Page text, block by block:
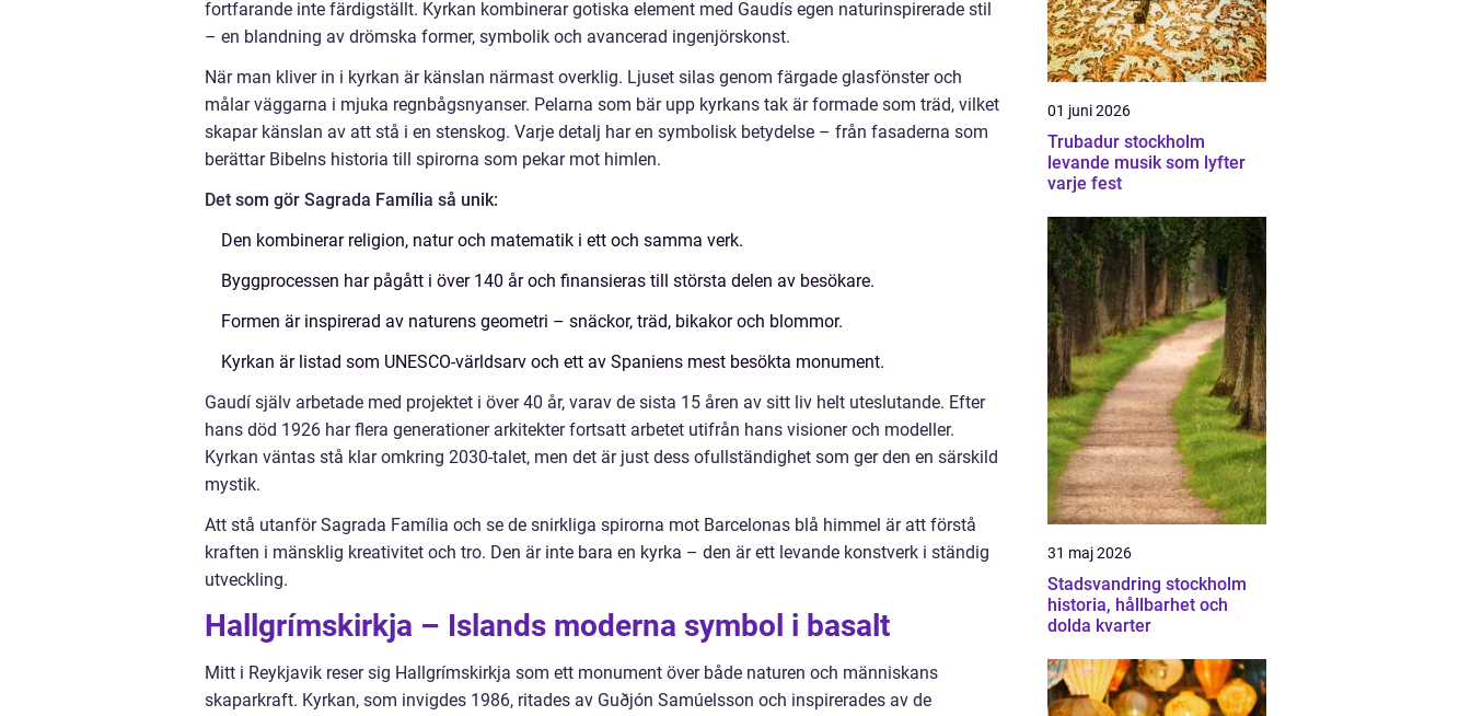
fortfarande inte färdigställt. Kyrkan kombinerar gotiska element med Gaudís egen naturinspirerade stil
– en blandning av drömska former, symbolik och avancerad ingenjörskonst.
När man kliver in i kyrkan är känslan närmast overklig. Ljuset silas genom färgade glasfönster och
målar väggarna i mjuka regnbågsnyanser. Pelarna som bär upp kyrkans tak är formade som träd, vilket
skapar känslan av att stå i en stenskog. Varje detalj har en symbolisk betydelse – från fasaderna som
berättar Bibelns historia till spirorna som pekar mot himlen.
Det som gör Sagrada Família så unik:
Den kombinerar religion, natur och matematik i ett och samma verk.
Byggprocessen har pågått i över 140 år och finansieras till största delen av besökare.
Formen är inspirerad av naturens geometri – snäckor, träd, bikakor och blommor.
Kyrkan är listad som UNESCO-världsarv och ett av Spaniens mest besökta monument.
Gaudí själv arbetade med projektet i över 40 år, varav de sista 15 åren av sitt liv helt uteslutande. Efter
hans död 1926 har flera generationer arkitekter fortsatt arbetet utifrån hans visioner och modeller.
Kyrkan väntas stå klar omkring 2030-talet, men det är just dess ofullständighet som ger den en särskild
mystik.
Att stå utanför Sagrada Família och se de snirkliga spirorna mot Barcelonas blå himmel är att förstå
kraften i mänsklig kreativitet och tro. Den är inte bara en kyrka – den är ett levande konstverk i ständig
utveckling.
Hallgrímskirkja – Islands moderna symbol i basalt
Mitt i Reykjavik reser sig Hallgrímskirkja som ett monument över både naturen och människans
skaparkraft. Kyrkan, som invigdes 1986, ritades av Guðjón Samúelsson och inspirerades av de
01 juni 2026
Trubadur stockholm
levande musik som lyfter
varje fest
31 maj 2026
Stadsvandring stockholm
historia, hållbarhet och
dolda kvarter